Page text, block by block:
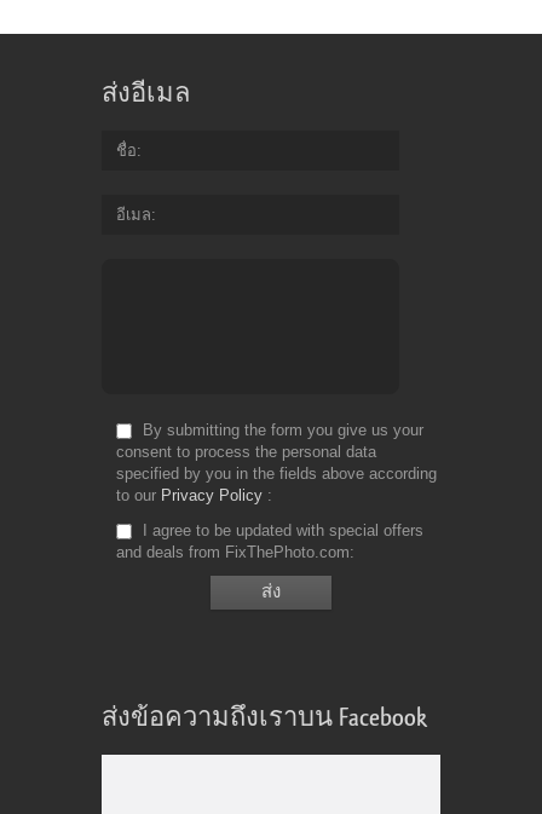
ส่งอีเมล
ชื่อ
อีเมล
By submitting the form you give us your
consent to process the personal data
specified by you in the fields above according
to our Privacy Policy
I agree to be updated with special offers
and deals from FixThePhoto.com
ส่งข้อความถึงเราบน Facebook